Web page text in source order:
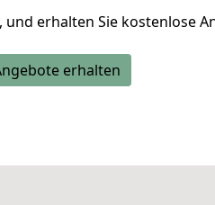
, und erhalten Sie kostenlose
erhalten